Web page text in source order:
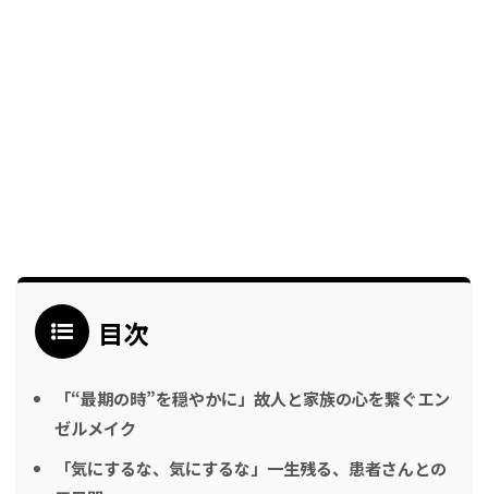
目次
「“最期の時”を穏やかに」故人と家族の心を繋ぐエン
ゼルメイク
「気にするな、気にするな」一生残る、患者さんとの